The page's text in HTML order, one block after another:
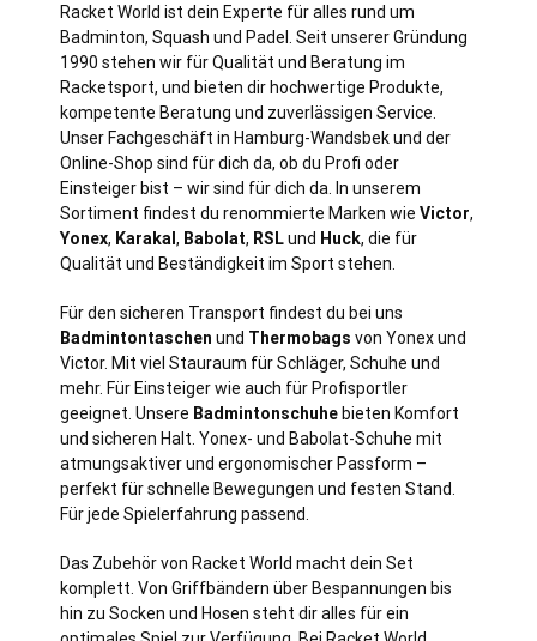
Racket World ist dein Experte für alles rund um
Badminton, Squash und Padel. Seit unserer Gründung
1990 stehen wir für Qualität und Beratung im
Racketsport, und bieten dir hochwertige Produkte,
kompetente Beratung und zuverlässigen Service.
Unser Fachgeschäft in Hamburg-Wandsbek und der
Online-Shop sind für dich da, ob du Profi oder
Einsteiger bist – wir sind für dich da. In unserem
Sortiment findest du renommierte Marken wie Victor,
Yonex, Karakal , Babolat, RSLund Huck, die für
Qualität und Beständigkeit im Sport stehen.
Für den sicheren Transport findest du bei uns
Badmintontaschen und Thermobags von Yonex und
Victor. Mit viel Stauraum für Schläger, Schuhe und
mehr. Für Einsteiger wie auch für Profisportler
geeignet. Unsere Badmintonschuhe bieten Komfort
und sicheren Halt. Yonex- und Babolat-Schuhe mit
atmungsaktiver und ergonomischer Passform –
perfekt für schnelle Bewegungen und festen Stand.
Für jede Spielerfahrung passend.
Das Zubehör von Racket World macht dein Set
komplett. Von Griffbändern über Bespannungen bis
hin zu Socken und Hosen steht dir alles für ein